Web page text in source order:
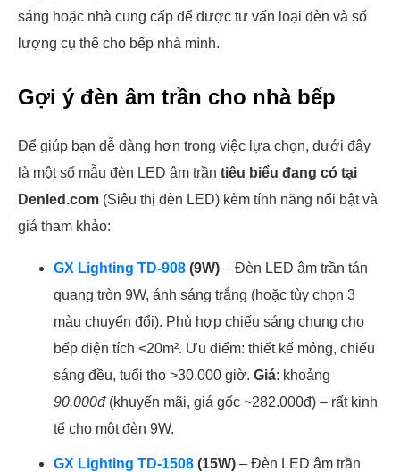
sáng hoặc nhà cung cấp để được tư vấn loại đèn và số
lượng cụ thể cho bếp nhà mình.
Gợi ý đèn âm trần cho nhà bếp
Để giúp bạn dễ dàng hơn trong việc lựa chọn, dưới đây
là một số mẫu đèn LED âm trần tiêu biểu đang có tại
Denled.com (Siêu thị đèn LED) kèm tính năng nổi bật và
giá tham khảo:
GX Lighting TD-908 (9W) – Đèn LED âm trần tán
quang tròn 9W, ánh sáng trắng (hoặc tùy chọn 3
màu chuyển đổi). Phù hợp chiếu sáng chung cho
bếp diện tích <20m². Ưu điểm: thiết kế mỏng, chiếu
sáng đều, tuổi thọ >30.000 giờ. Giá: khoảng
90.000đ(khuyến mãi, giá gốc ~282.000đ) – rất kinh
tế cho một đèn 9W.
GX Lighting TD-1508 (15W) – Đèn LED âm trần